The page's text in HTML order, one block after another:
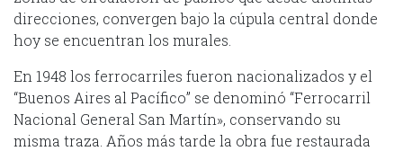
direcciones, convergen bajo la cúpula central donde
hoy se encuentran los murales.
En 1948 los ferrocarriles fueron nacionalizados y el
“Buenos Aires al Pacífico” se denominó “Ferrocarril
Nacional General San Martín», conservando su
misma traza. Años más tarde la obra fue restaurada